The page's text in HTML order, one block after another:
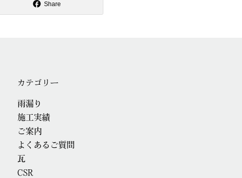
Share
カテゴリー
雨漏り
施工実績
ご案内
よくあるご質問
瓦
CSR